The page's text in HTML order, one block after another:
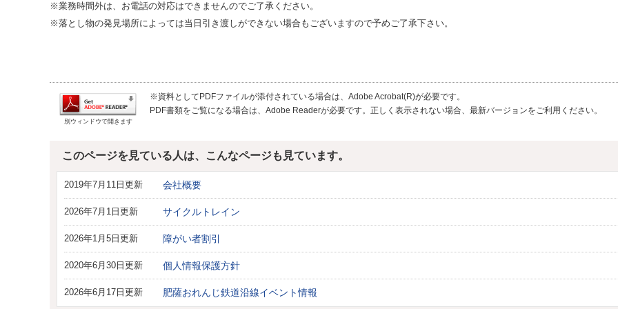
※業務時間外は、お電話の対応はできませんのでご了承ください。
※落とし物の発見場所によっては当日引き渡しができない場合もございますので予めご了承下さい。
別ウィンドウで開きます
※資料としてPDFファイルが添付されている場合は、Adobe Acrobat(R)が必要です。
PDF書類をご覧になる場合は、Adobe Readerが必要です。正しく表示されない場合、最新バージョンをご利用ください。
このページを見ている人は、こんなページも見ています。
2019年7月11日更新 会社概要
2026年7月1日更新 サイクルトレイン
2026年1月5日更新 障がい者割引
2020年6月30日更新 個人情報保護方針
2026年6月17日更新 肥薩おれんじ鉄道沿線イベント情報